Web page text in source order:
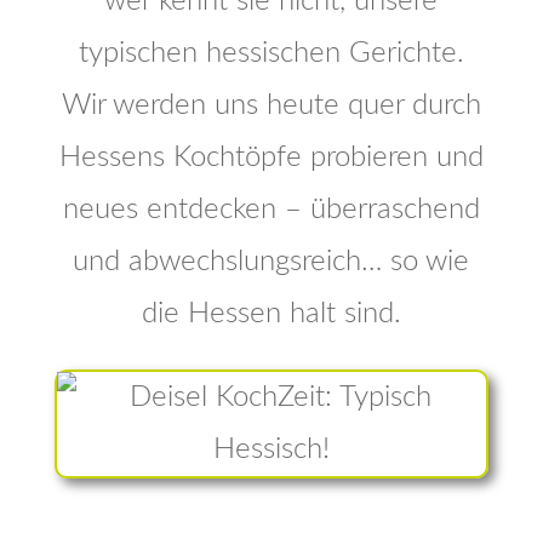
typischen hessischen Gerichte.
Wir werden uns heute quer durch
Hessens Kochtöpfe probieren und
neues entdecken – überraschend
und abwechslungsreich… so wie
die Hessen halt sind.